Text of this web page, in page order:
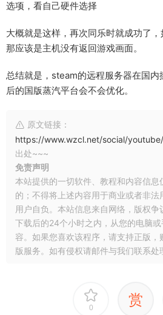
选项，看自己硬件选择
大概就是这样，再次同乐时就成功了
那应该是主机没有返回游戏画面。
总结就是，steam的远程服务器在国内
后的国版蒸汽平台会不会优化。
原文链接：
https://www.wzcl.net/social/
出处~~~
免责声明
本站提供的一切软件、教程和内容信息
的；不得将上述内容用于商业或者非
用户自负。本站信息来自网络，版权
下载后的24个小时之内，从您的电脑
容。如果您喜欢该程序，请支持正版，
版服务。如有侵权请邮件与我们联系处
0 赏